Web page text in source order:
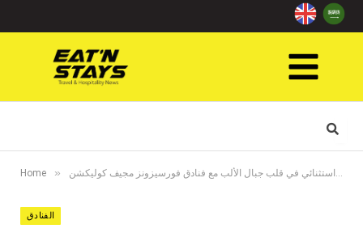
Home » الاحتفال بشتاء استثنائي في قلب جبال الألب مع فنادق فورسيزونز مجيف كوليكشن
الفنادق